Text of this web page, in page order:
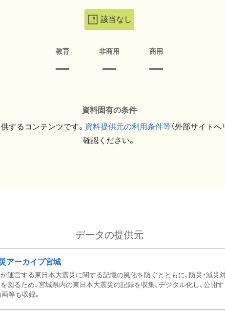
該当なし
教育 非商用 商用
資料固有の条件
するコンテンツです。 資料提供元の利用条件等（外部サイトへ
確認ください。
データの提供元
アーカイブ宮城
運営する東日本大震災に関する記憶の風化を防ぐとともに、防災・減災
図るため、宮城県内の東日本大震災の記録を収集、デジタル化し、公開
等も収録。